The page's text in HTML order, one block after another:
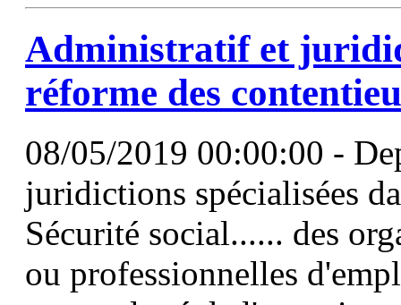
Administratif et
réforme des
08/05/2019 00:00:00 -
juridictions spécialisées
Sécurité social...... des
ou professionnelles